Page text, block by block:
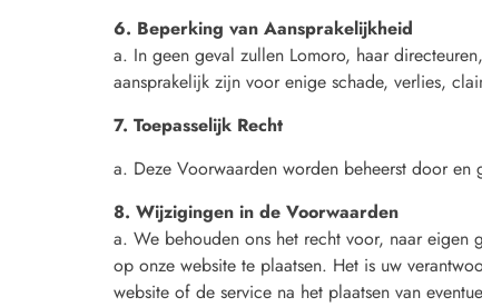
6. Beperking van Aansprakelijkheid
a. In geen geval zullen Lomoro, haar
aansprakelijk zijn voor enige schade, verlies,
7. Toepasselijk Recht
a. Deze Voorwaarden worden beheerst door
8. Wijzigingen in de Voorwaarden
a. We behouden ons het recht voor, naar
op onze website te plaatsen. Het is uw
website of de service na het plaatsen van